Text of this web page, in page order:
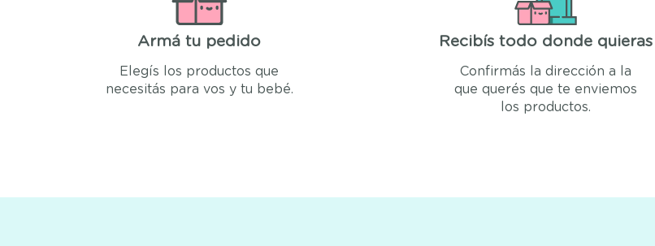
Armá tu pedido
Elegís los productos que
necesitás para vos y tu bebé.
Recibís todo donde quieras
Confirmás la dirección a la
que querés que te enviemos
los productos.